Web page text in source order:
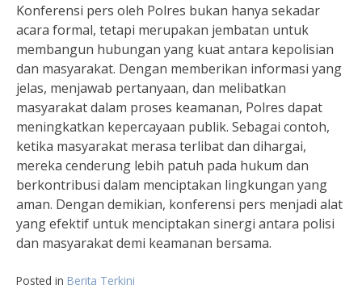
Konferensi pers oleh Polres bukan hanya sekadar
acara formal, tetapi merupakan jembatan untuk
membangun hubungan yang kuat antara kepolisian
dan masyarakat. Dengan memberikan informasi yang
jelas, menjawab pertanyaan, dan melibatkan
masyarakat dalam proses keamanan, Polres dapat
meningkatkan kepercayaan publik. Sebagai contoh,
ketika masyarakat merasa terlibat dan dihargai,
mereka cenderung lebih patuh pada hukum dan
berkontribusi dalam menciptakan lingkungan yang
aman. Dengan demikian, konferensi pers menjadi alat
yang efektif untuk menciptakan sinergi antara polisi
dan masyarakat demi keamanan bersama.
Posted in Berita Terkini